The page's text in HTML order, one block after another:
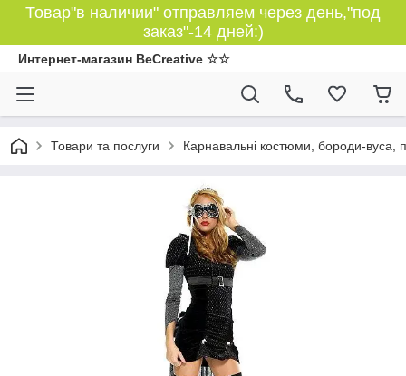
Товар"в наличии" отправляем через день,"под
заказ"-14 дней:)
Интернет-магазин BeCreative ☆☆
Товари та послуги Карнавальні костюми, бороди-вуса,